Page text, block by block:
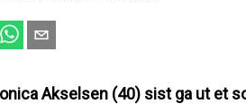
Akselsen (40) sist ga ut et